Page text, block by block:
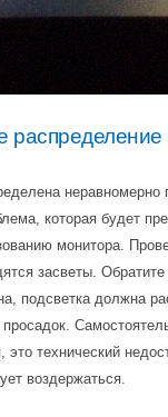
неравномерно
которая будет
монитора.
засветы.
подсветка должна
это технический
воздержаться.